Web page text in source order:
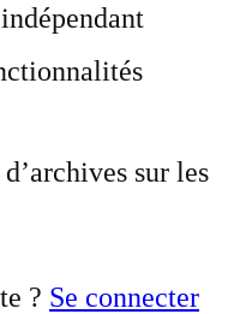
sur les
? Se connecter